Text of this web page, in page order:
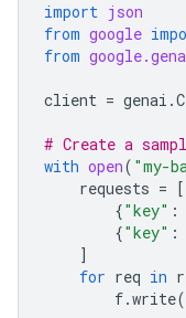
import json
from google
from
client = genai .
# Create a
with open( "my-
requests = [
{"key" :
{"key" :
]
for req in
f.write(